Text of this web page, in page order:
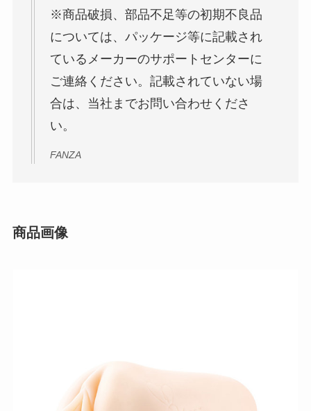
※商品破損、部品不足等の初期不良品
については、パッケージ等に記載され
ているメーカーのサポートセンターに
ご連絡ください。記載されていない場
合は、当社までお問い合わせくださ
い。
FANZA
商品画像